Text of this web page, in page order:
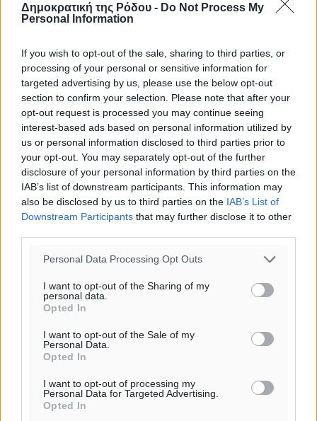
Δημοκρατική της Ρόδου - Do Not Process My
Personal Information
If you wish to opt-out of the sale, sharing to third parties, or
processing of your personal or sensitive information for
targeted advertising by us, please use the below opt-out
section to confirm your selection. Please note that after your
opt-out request is processed you may continue seeing
interest-based ads based on personal information utilized by
us or personal information disclosed to third parties prior to
your opt-out. You may separately opt-out of the further
disclosure of your personal information by third parties on the
IAB’s list of downstream participants. This information may
also be disclosed by us to third parties on the IAB’s List of
Downstream Participants that may further disclose it to other
Personal Data Processing Opt Outs
I want to opt-out of the Sharing of my
personal data.
Opted In
I want to opt-out of the Sale of my
Personal Data.
Opted In
I want to opt-out of processing my
Personal Data for Targeted Advertising.
Opted In
Ροή ειδήσεων
Τριήμερο εξόδου: Πάνω από 129.000 επιβάτες
αναχωρούν από Πειραιά, Ραφήνα και Λαύριο
Ειδήσεις
Τι αλλάζει το χωροταξικό στις τουριστικές επενδύσεις
ΥΠΑΑΤ: 12,5 εκατ. ευρώ στις 13 Περιφέρειες για μέτρα